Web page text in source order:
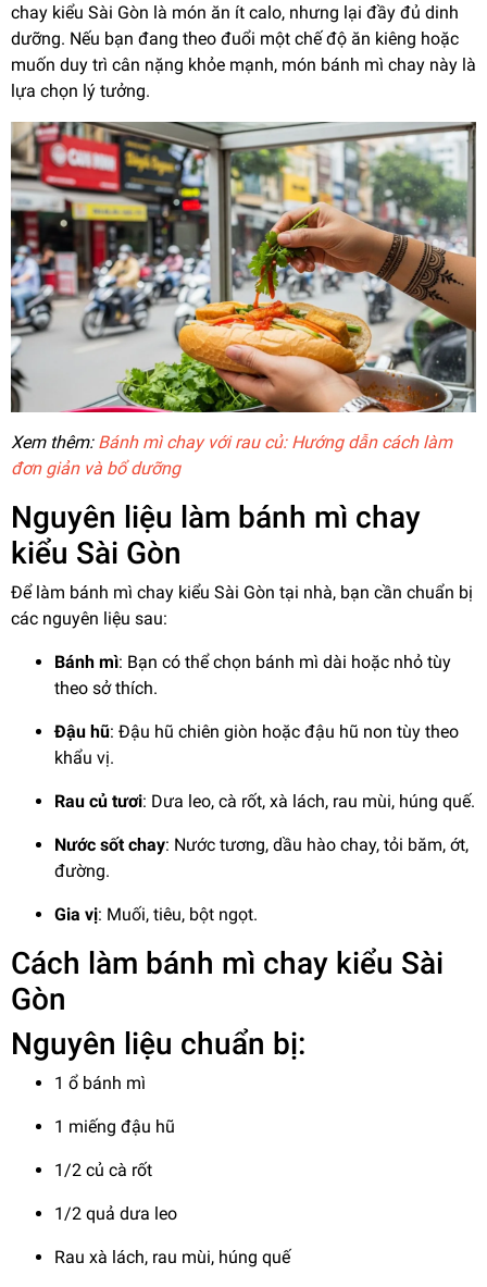
chay kiểu Sài Gòn là món ăn ít calo, nhưng lại đầy đủ dinh
dưỡng. Nếu bạn đang theo đuổi một chế độ ăn kiêng hoặc
muốn duy trì cân nặng khỏe mạnh, món bánh mì chay này là
lựa chọn lý tưởng.
Xem thêm: Bánh mì chay với rau củ: Hướng dẫn cách làm
đơn giản và bổ dưỡng
Nguyên liệu làm bánh mì chay
kiểu Sài Gòn
Để làm bánh mì chay kiểu Sài Gòn tại nhà, bạn cần chuẩn bị
các nguyên liệu sau:
Bánh mì: Bạn có thể chọn bánh mì dài hoặc nhỏ tùy
theo sở thích.
Đậu hũ: Đậu hũ chiên giòn hoặc đậu hũ non tùy theo
khẩu vị.
Rau củ tươi: Dưa leo, cà rốt, xà lách, rau mùi, húng quế.
Nước sốt chay: Nước tương, dầu hào chay, tỏi băm, ớt,
đường.
Gia vị: Muối, tiêu, bột ngọt.
Cách làm bánh mì chay kiểu Sài
Gòn
Nguyên liệu chuẩn bị:
1 ổ bánh mì
1 miếng đậu hũ
1/2 củ cà rốt
1/2 quả dưa leo
Rau xà lách, rau mùi, húng quế